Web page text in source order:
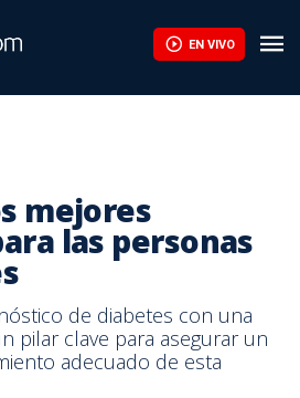
EN VIVO
mejores
las personas
de diabetes con una
pilar clave para asegurar un
adecuado de esta